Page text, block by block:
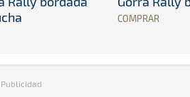
COMPRAR
Publicidad